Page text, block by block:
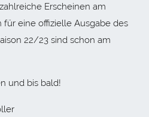
Erscheinen am
eine offizielle Ausgabe des
22/23 sind schon am
und bis bald!